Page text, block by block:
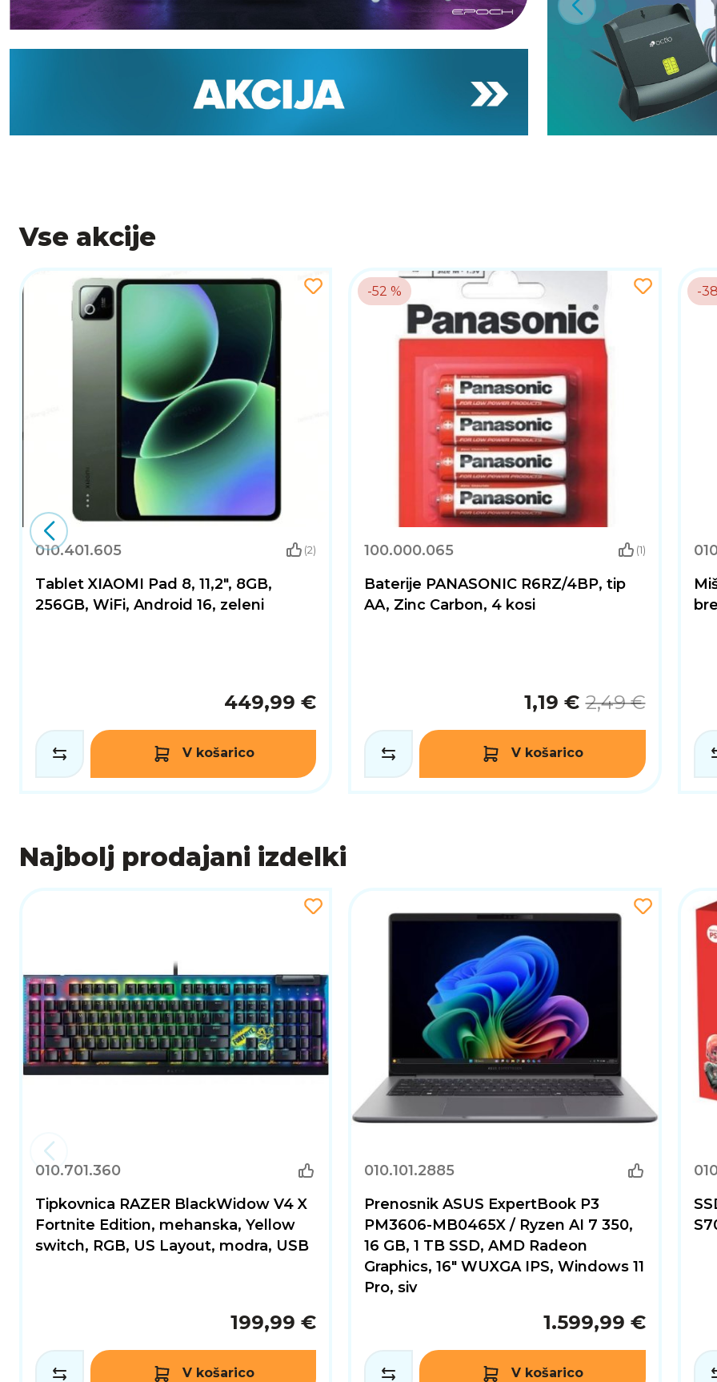
Vse akcije
010.401.605 (2)
Tablet XIAOMI Pad 8, 11,2", 8GB,
256GB, WiFi, Android 16, zeleni
449,99 €
V košarico
-52 %
100.000.065 (1)
Baterije PANASONIC R6RZ/4BP, tip
AA, Zinc Carbon, 4 kosi
1,19 € 2,49 €
V košarico
-
Najbolj prodajani izdelki
010.701.360
Tipkovnica RAZER BlackWidow V4 X
Fortnite Edition, mehanska, Yellow
switch, RGB, US Layout, modra, USB
199,99 €
V košarico
010.101.2885
Prenosnik ASUS ExpertBook P3
PM3606-MB0465X / Ryzen AI 7 350,
16 GB, 1 TB SSD, AMD Radeon
Graphics, 16" WUXGA IPS, Windows 11
Pro, siv
1.599,99 €
V košarico